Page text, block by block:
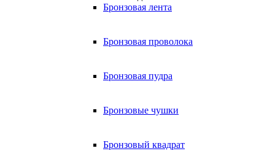
Бронзовая лента
Бронзовая проволока
Бронзовая пудра
Бронзовые чушки
Бронзовый квадрат